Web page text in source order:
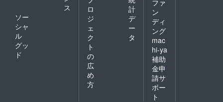
ス
ソー
シャ
ル
グッ
ド
ロ
ジ
ェ
ク
ト
の
広
め
方
計
デ
ー
タ
ファ
ン
ディ
ング
mac
hi-ya
補助
金申
請サ
ポー
ト